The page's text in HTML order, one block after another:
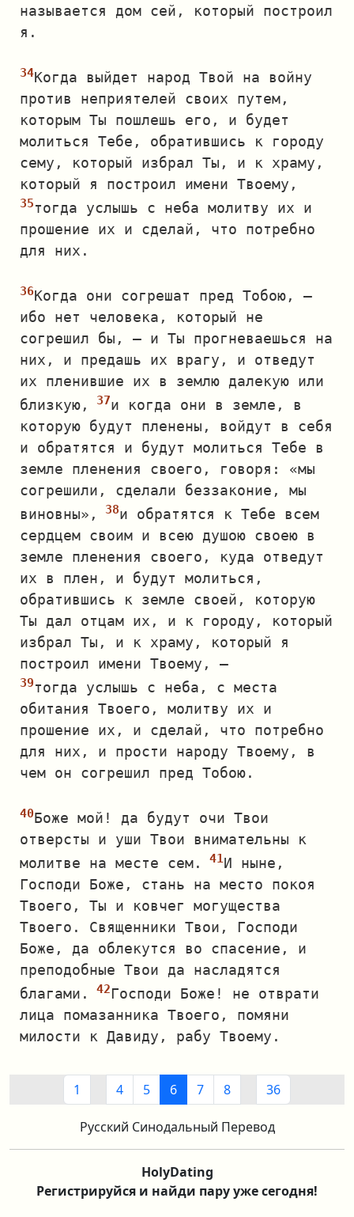
называется дом сей, который построил
я.
Когда выйдет народ Твой на войну
против неприятелей своих путем,
которым Ты пошлешь его, и будет
молиться Тебе, обратившись к городу
сему, который избрал Ты, и к храму,
который я построил имени Твоему,
тогда услышь с неба молитву их и
прошение их и сделай, что потребно
для них.
Когда они согрешат пред Тобою, —
ибо нет человека, который не
согрешил бы, — и Ты прогневаешься на
них, и предашь их врагу, и отведут
их пленившие их в землю далекую или
близкую,
и когда они в земле, в
которую будут пленены, войдут в себя
и обратятся и будут молиться Тебе в
земле пленения своего, говоря: «мы
согрешили, сделали беззаконие, мы
виновны»,
и обратятся к Тебе всем
сердцем своим и всею душою своею в
земле пленения своего, куда отведут
их в плен, и будут молиться,
обратившись к земле своей, которую
Ты дал отцам их, и к городу, который
избрал Ты, и к храму, который я
построил имени Твоему, —
тогда услышь с неба, с места
обитания Твоего, молитву их и
прошение их, и сделай, что потребно
для них, и прости народу Твоему, в
чем он согрешил пред Тобою.
Боже мой! да будут очи Твои
отверсты и уши Твои внимательны к
молитве на месте сем.
И ныне,
Господи Боже, стань на место покоя
Твоего, Ты и ковчег могущества
Твоего. Священники Твои, Господи
Боже, да облекутся во спасение, и
преподобные Твои да насладятся
благами.
Господи Боже! не отврати
лица помазанника Твоего, помяни
милости к Давиду, рабу Твоему.
1 4 5 6 7 8 36
Русский Синодальный Перевод
HolyDating
Регистрируйся и найди пару уже сегодня!